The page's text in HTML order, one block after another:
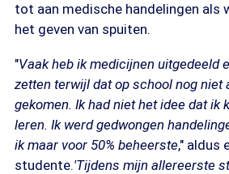
tot aan medische handelingen als
het geven van spuiten.
"Vaak heb ik medicijnen uitgedeeld
zetten terwijl dat op school nog niet
gekomen. Ik had niet het idee dat ik
leren. Ik werd gedwongen
ik maar voor 50% beheerste," aldus
studente.'Tijdens mijn allereerste